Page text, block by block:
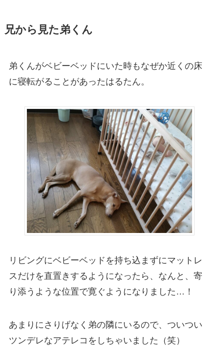
兄から見た弟くん
弟くんがベビーベッドにいた時もなぜか近くの床
に寝転がることがあったはるたん。
リビングにベビーベッドを持ち込まずにマットレ
スだけを直置きするようになったら、なんと、寄
り添うような位置で寛ぐようになりました…！
あまりにさりげなく弟の隣にいるので、ついつい
ツンデレなアテレコをしちゃいました（笑）